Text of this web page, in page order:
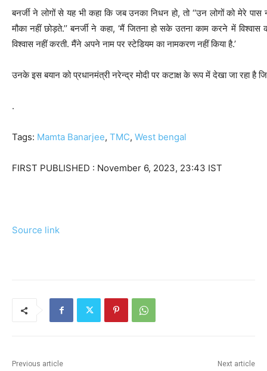
बनर्जी ने लोगों से यह भी कहा कि जब उनका निधन हो, तो ‘‘उन लोगों को मेरे
मौका नहीं छोड़ते.’’ बनर्जी ने कहा, ‘मैं जितना हो सके उतना काम करने में
विश्वास नहीं करती. मैंने अपने नाम पर स्टेडियम का नामकरण नहीं किया है.’
उनके इस बयान को प्रधानमंत्री नरेन्द्र मोदी पर कटाक्ष के रूप में देखा जा रहा है
.
Tags: Mamta Banarjee, TMC, West bengal
FIRST PUBLISHED : November 6, 2023, 23:43 IST
Source link
Previous article Next article